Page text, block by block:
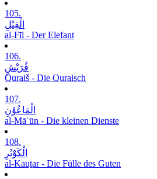
105.
الْفِیْلِ
al-Fīl - Der Elefant
106.
قُرَیْشٍ
Quraiš - Die Quraisch
107.
الْمَاعُوْنِ
al-Māʿūn - Die kleinen Dienste
108.
الْکَوْثَرِ
al-Kauṯar - Die Fülle des Guten